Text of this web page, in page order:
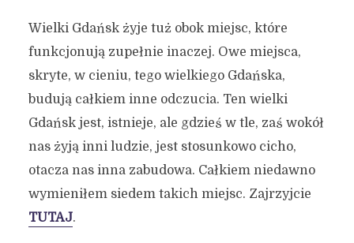
Wielki Gdańsk żyje tuż obok miejsc, które
funkcjonują zupełnie inaczej. Owe miejsca,
skryte, w cieniu, tego wielkiego Gdańska,
budują całkiem inne odczucia. Ten wielki
Gdańsk jest, istnieje, ale gdzieś w tle, zaś wokół
nas żyją inni ludzie, jest stosunkowo cicho,
otacza nas inna zabudowa. Całkiem niedawno
wymieniłem siedem takich miejsc. Zajrzyjcie
TUTAJ.